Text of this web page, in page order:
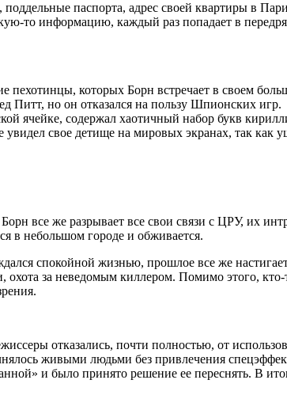
паспорта, адрес своей квартиры в
то информацию, каждый раз попадает в
пехотинцы, которых Борн встречает в своем
Питт, но он отказался на пользу Шпионских игр.
ячейке, содержал хаотичный набор букв
увидел свое детище на мировых экранах, так
все же разрывает все свои связи с ЦРУ, их
в небольшом городе и обживается.
спокойной жизнью, прошлое все же
охота за неведомым киллером. Помимо этого,
отказались, почти полностью, от
живыми людьми без привлечения
и было принято решение ее переснять. В